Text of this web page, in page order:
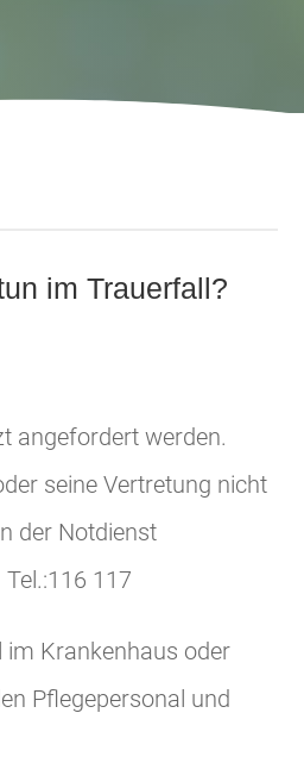
im Trauerfall?
angefordert werden.
seine Vertretung nicht
der Notdienst
117
im Krankenhaus oder
Pflegepersonal und